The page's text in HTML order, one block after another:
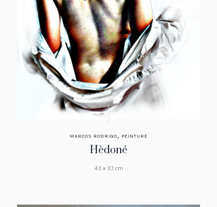
MARCOS RODRIGO, PEINTURE
Hèdoné
43 x 33 cm